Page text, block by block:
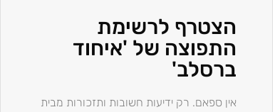
הצטרף לרשימת
התפוצה של 'איחוד
ברסלב'
אין ספאם. רק ידיעות חשובות ותזכורות מבית